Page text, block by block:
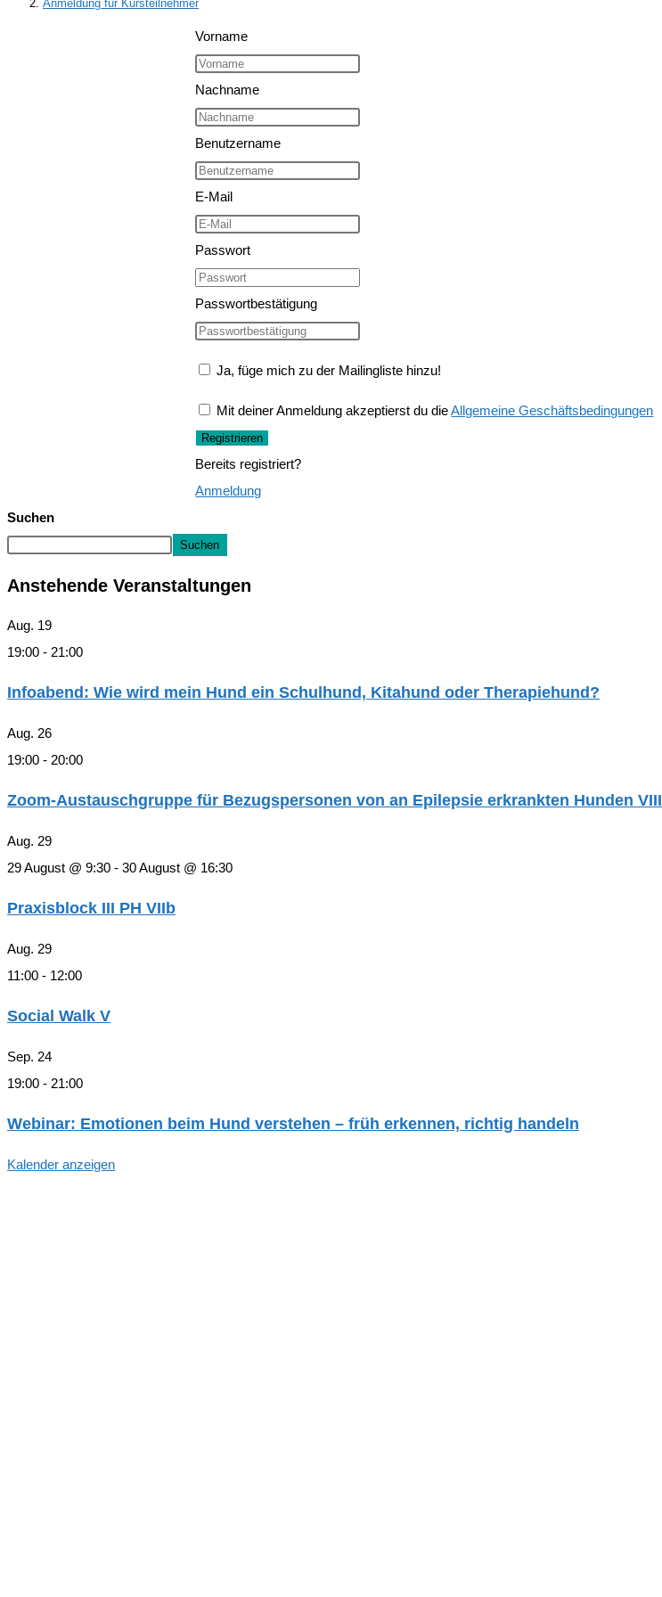
Anmeldung für Kursteilnehmer
Vorname
Nachname
Benutzername
E-Mail
Passwort
Passwortbestätigung
Ja, füge mich zu der Mailingliste hinzu!
Mit deiner Anmeldung akzeptierst du dieAllgemeine Geschäftsbedingungen
Registrieren
Bereits registriert?
Anmeldung
Suchen
Suchen
Anstehende Veranstaltungen
Aug. 19
19:00 - 21:00
Infoabend: Wie wird mein Hund ein Schulhund, Kitahund oder Therapiehund?
Aug. 26
19:00 - 20:00
Zoom-Austauschgruppe für Bezugspersonen von an Epilepsie erkrankten Hunden VIII
Aug. 29
29 August @ 9:30 - 30 August @ 16:30
Praxisblock III PH VIIb
Aug. 29
11:00 - 12:00
Social Walk V
Sep. 24
19:00 - 21:00
Webinar: Emotionen beim Hund verstehen – früh erkennen, richtig handeln
Kalender anzeigen